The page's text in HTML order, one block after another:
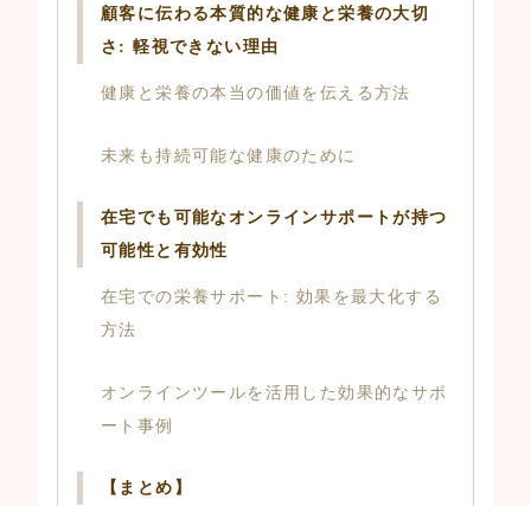
顧客に伝わる本質的な健康と栄養の大切
さ: 軽視できない理由
健康と栄養の本当の価値を伝える方法
未来も持続可能な健康のために
在宅でも可能なオンラインサポートが持つ
可能性と有効性
在宅での栄養サポート: 効果を最大化する
方法
オンラインツールを活用した効果的なサポ
ート事例
【まとめ】